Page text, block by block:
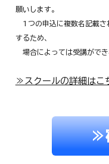
願いします。
1つの申込に複数名記載さ
するため、
場合によっては受講ができ
≫スクールの詳細はこ
≫